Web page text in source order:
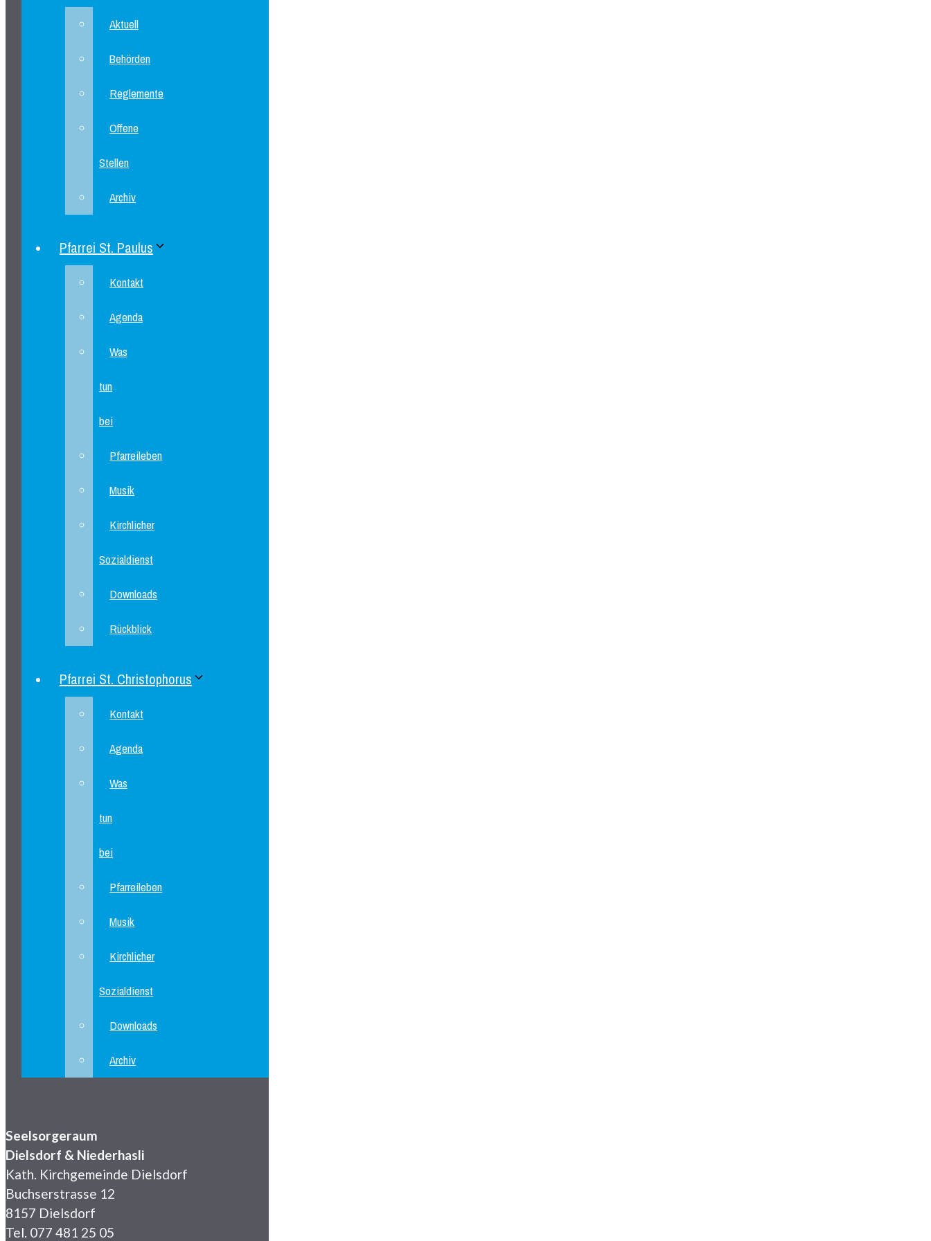
Aktuell
Behörden
Reglemente
Offene
Stellen
Archiv
Pfarrei St. Paulus
Kontakt
Agenda
Was
tun
bei
Pfarreileben
Musik
Kirchlicher
Sozialdienst
Downloads
Rückblick
Pfarrei St. Christophorus
Kontakt
Agenda
Was
tun
bei
Pfarreileben
Musik
Kirchlicher
Sozialdienst
Downloads
Archiv
Seelsorgeraum
Dielsdorf & Niederhasli
Kath. Kirchgemeinde Dielsdorf
Buchserstrasse 12
8157 Dielsdorf
Tel. 077 481 25 05